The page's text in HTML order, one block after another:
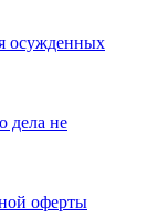
осужденных
дела не
оферты